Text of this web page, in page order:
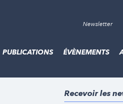
Newsletter
PUBLICATIONS ÉVÈNEMENTS
Recevoir les